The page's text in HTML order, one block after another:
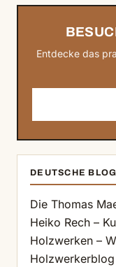
Entdecke das
DEUTSCHE
Die Thomas
Heiko Rech –
Holzwerken –
Holzwerkerblog